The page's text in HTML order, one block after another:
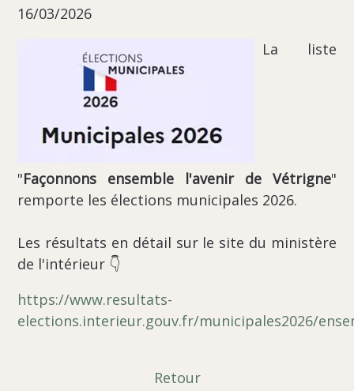
16/03/2026
La liste
"Façonnons ensemble l'avenir de Vétrigne"
remporte les élections municipales 2026.
Les résultats en détail sur le site du ministère
de l'intérieur 👇
https://www.resultats-
elections.interieur.gouv.fr/municipales2026/
Retour